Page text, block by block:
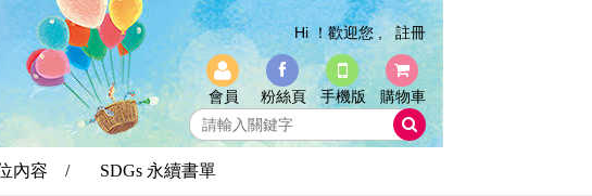
Hi ！歡迎您 , 註冊
會員 粉絲頁 手機版 購物車
內容 / SDGs 永續書單